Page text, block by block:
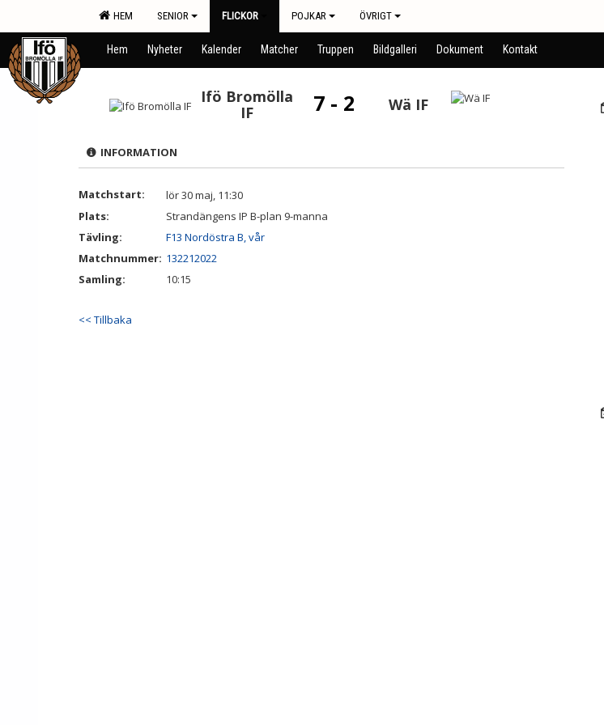
HEM SENIOR FLICKOR POJKAR ÖVRIGT
Hem Nyheter Kalender Matcher Truppen Bildgalleri Dokument Kontakt
Ifö Bromölla
IF
7 - 2 Wä IF
INFORMATION
Matchstart:
lör 30 maj, 11:30
Plats:
Strandängens IP B-plan 9-manna
Tävling:
F13 Nordöstra B, vår
Matchnummer: 132212022
Samling:
10:15
<< Tillbaka